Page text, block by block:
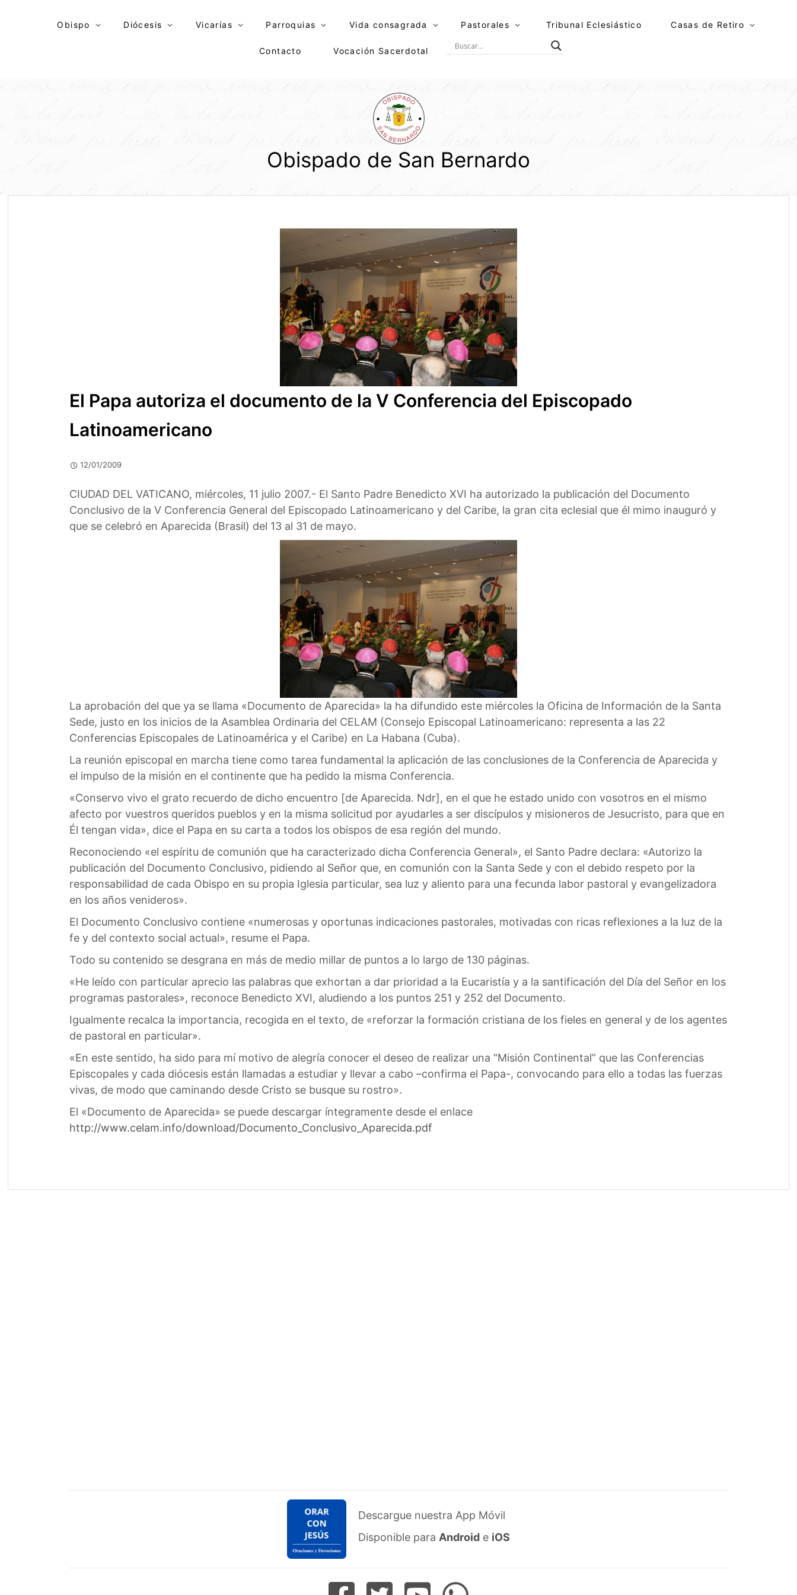
Obispo Diócesis Vicarías Parroquias Vida consagrada Pastorales Tribunal Eclesiástico Casas de Retiro
Contacto Vocación Sacerdotal
Obispado de San Bernardo
El Papa autoriza el documento de la V Conferencia del Episcopado
Latinoamericano
12/01/2009
CIUDAD DEL VATICANO, miércoles, 11 julio 2007.- El Santo Padre Benedicto XVI ha autorizado la publicación del Documento
Conclusivo de la V Conferencia General del Episcopado Latinoamericano y del Caribe, la gran cita eclesial que él mimo inauguró y
que se celebró en Aparecida (Brasil) del 13 al 31 de mayo.
La aprobación del que ya se llama «Documento de Aparecida» la ha difundido este miércoles la Oficina de Información de la Santa
Sede, justo en los inicios de la Asamblea Ordinaria del CELAM (Consejo Episcopal Latinoamericano: representa a las 22
Conferencias Episcopales de Latinoamérica y el Caribe) en La Habana (Cuba).
La reunión episcopal en marcha tiene como tarea fundamental la aplicación de las conclusiones de la Conferencia de Aparecida y
el impulso de la misión en el continente que ha pedido la misma Conferencia.
«Conservo vivo el grato recuerdo de dicho encuentro [de Aparecida. Ndr], en el que he estado unido con vosotros en el mismo
afecto por vuestros queridos pueblos y en la misma solicitud por ayudarles a ser discípulos y misioneros de Jesucristo, para que en
Él tengan vida», dice el Papa en su carta a todos los obispos de esa región del mundo.
Reconociendo «el espíritu de comunión que ha caracterizado dicha Conferencia General», el Santo Padre declara: «Autorizo la
publicación del Documento Conclusivo, pidiendo al Señor que, en comunión con la Santa Sede y con el debido respeto por la
responsabilidad de cada Obispo en su propia Iglesia particular, sea luz y aliento para una fecunda labor pastoral y evangelizadora
en los años venideros».
El Documento Conclusivo contiene «numerosas y oportunas indicaciones pastorales, motivadas con ricas reflexiones a la luz de la
fe y del contexto social actual», resume el Papa.
Todo su contenido se desgrana en más de medio millar de puntos a lo largo de 130 páginas.
«He leído con particular aprecio las palabras que exhortan a dar prioridad a la Eucaristía y a la santificación del Día del Señor en los
programas pastorales», reconoce Benedicto XVI, aludiendo a los puntos 251 y 252 del Documento.
Igualmente recalca la importancia, recogida en el texto, de «reforzar la formación cristiana de los fieles en general y de los agentes
de pastoral en particular».
«En este sentido, ha sido para mí motivo de alegría conocer el deseo de realizar una “Misión Continental” que las Conferencias
Episcopales y cada diócesis están llamadas a estudiar y llevar a cabo –confirma el Papa-, convocando para ello a todas las fuerzas
vivas, de modo que caminando desde Cristo se busque su rostro».
El «Documento de Aparecida» se puede descargar íntegramente desde el enlace
http://www.celam.info/download/Documento_Conclusivo_Aparecida.pdf
Descargue nuestra App Móvil
Disponible para Android e iOS